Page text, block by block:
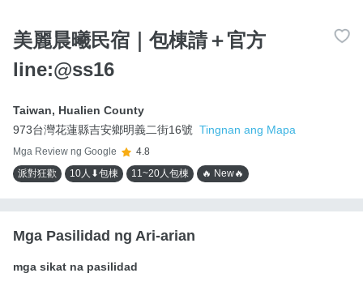
美麗晨曦民宿｜包棟請＋官方
line:@ss16
Taiwan, Hualien County
973台灣花蓮縣吉安鄉明義二街16號 Tingnan ang Mapa
Mga Review ng Google
4.8
派對狂歡
10人⬇包棟 11~20人包棟 🔥 New🔥
Mga Pasilidad ng Ari-arian
mga sikat na pasilidad